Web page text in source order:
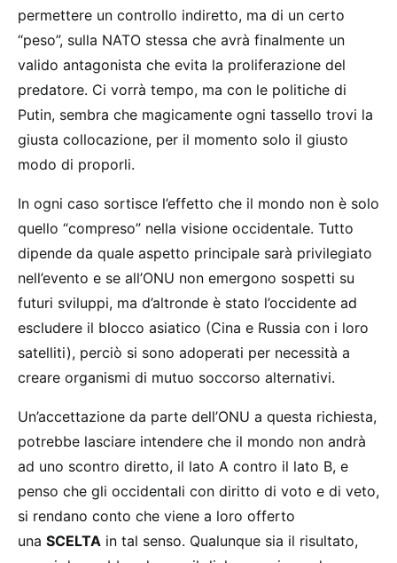
permettere un controllo indiretto, ma di un certo
“peso”, sulla NATO stessa che avrà finalmente un
valido antagonista che evita la proliferazione del
predatore. Ci vorrà tempo, ma con le politiche di
Putin, sembra che magicamente ogni tassello trovi la
giusta collocazione, per il momento solo il giusto
modo di proporli.
In ogni caso sortisce l’effetto che il mondo non è solo
quello “compreso” nella visione occidentale. Tutto
dipende da quale aspetto principale sarà privilegiato
nell’evento e se all’ONU non emergono sospetti su
futuri sviluppi, ma d’altronde è stato l’occidente ad
escludere il blocco asiatico (Cina e Russia con i loro
satelliti), perciò si sono adoperati per necessità a
creare organismi di mutuo soccorso alternativi.
Un’accettazione da parte dell’ONU a questa richiesta,
potrebbe lasciare intendere che il mondo non andrà
ad uno scontro diretto, il lato A contro il lato B, e
penso che gli occidentali con diritto di voto e di veto,
si rendano conto che viene a loro offerto
una SCELTA in tal senso. Qualunque sia il risultato,